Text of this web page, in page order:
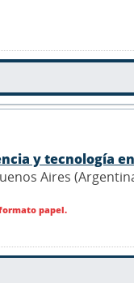
y tecnología
Aires
papel.